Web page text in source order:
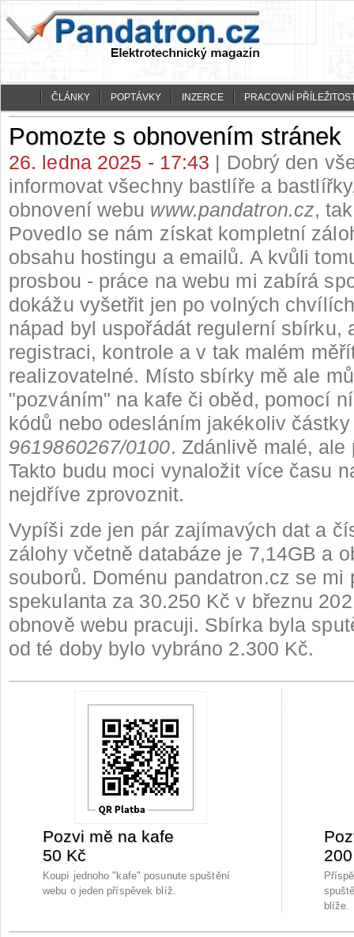
ČLÁNKY POPTÁVKY INZERCE PRACOVNÍ
Pomozte s obnovením stránek
26. ledna 2025 - 17:43 | Dobrý den
informovat všechny bastlíře a
obnovení webu www.pandatron.cz,
Povedlo se nám získat kompletní
obsahu hostingu a emailů. A kvůli
prosbou - práce na webu mi zabírá
dokážu vyšetřit jen po volných
nápad byl uspořádát regulerní sbírku,
registraci, kontrole a v tak malém
realizovatelné. Místo sbírky mě ale
"pozváním" na kafe či oběd, pomocí
kódů nebo odesláním jakékoliv
9619860267/0100. Zdánlivě malé,
Takto budu moci vynaložit více času
nejdříve zprovoznit.
Vypíši zde jen pár zajímavých dat a
zálohy včetně databáze je 7,14GB a
souborů. Doménu pandatron.cz se mi
spekulanta za 30.250 Kč v březnu
obnově webu pracuji. Sbírka byla
od té doby bylo vybráno 2.300 Kč.
Pozvi mě na kafe
50 Kč
Koupí jednoho "kafe" posunute spuštění
webu o jeden příspěvek blíž.
blíže.